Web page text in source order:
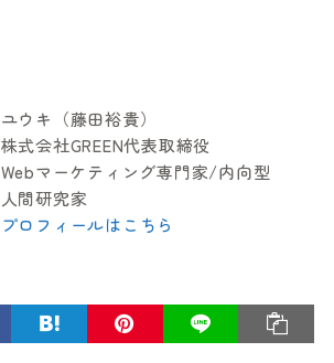
ユウキ（藤田裕貴）
株式会社GREEN代表取締役
Webマーケティング専門家/内向型
人間研究家
プロフィールはこちら